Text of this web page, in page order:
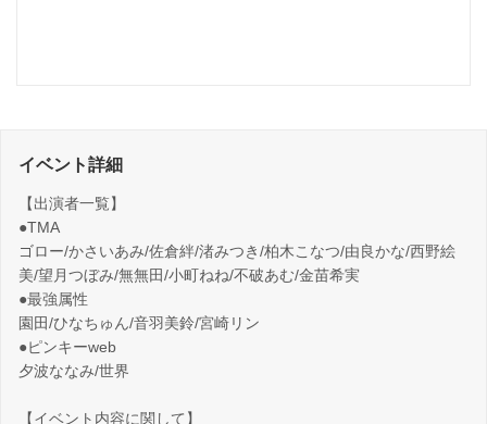
イベント詳細
【出演者一覧】
●TMA
ゴロー/かさいあみ/佐倉絆/渚みつき/柏木こなつ/由良かな/西野絵
美/望月つぼみ/無無田/小町ねね/不破あむ/金苗希実
●最強属性
園田/ひなちゅん/音羽美鈴/宮崎リン
●ピンキーweb
夕波ななみ/世界
【イベント内容に関して】